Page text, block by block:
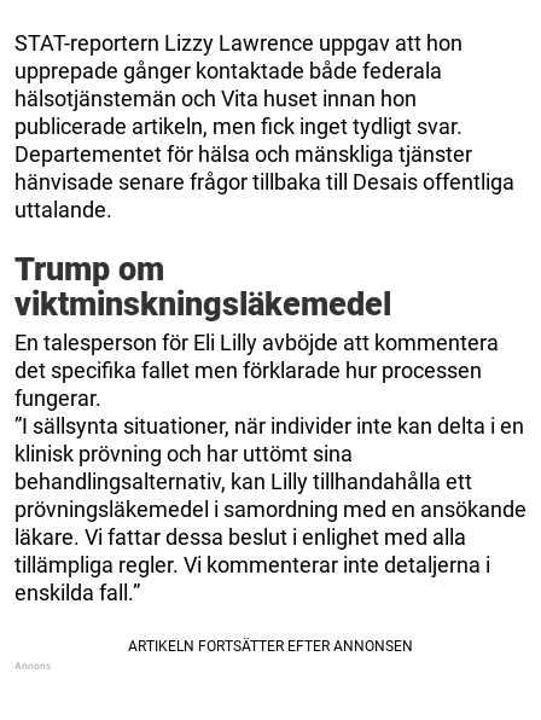
STAT-reportern Lizzy Lawrence uppgav att hon
upprepade gånger kontaktade både federala
hälsotjänstemän och Vita huset innan hon
publicerade artikeln, men fick inget tydligt svar.
Departementet för hälsa och mänskliga tjänster
hänvisade senare frågor tillbaka till Desais offentliga
uttalande.
Trump om
viktminskningsläkemedel
En talesperson för Eli Lilly avböjde att kommentera
det specifika fallet men förklarade hur processen
fungerar.
”I sällsynta situationer, när individer inte kan delta i en
klinisk prövning och har uttömt sina
behandlingsalternativ, kan Lilly tillhandahålla ett
prövningsläkemedel i samordning med en ansökande
läkare. Vi fattar dessa beslut i enlighet med alla
tillämpliga regler. Vi kommenterar inte detaljerna i
enskilda fall.”